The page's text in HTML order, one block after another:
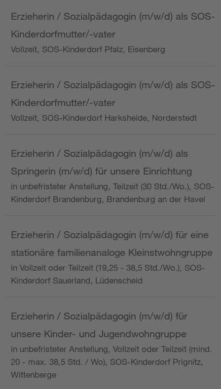
Erzieherin / Sozialpädagogin (m/w/d) als SOS-
Kinderdorfmutter/-vater
Vollzeit, SOS-Kinderdorf Pfalz, Eisenberg
Erzieherin / Sozialpädagogin (m/w/d) als SOS-
Kinderdorfmutter/-vater
Vollzeit, SOS-Kinderdorf Harksheide, Norderstedt
Erzieherin / Sozialpädagogin (m/w/d) als
Springerin (m/w/d) für unsere Einrichtung
in unbefristeter Anstellung, Teilzeit (30 Std./Wo.), SOS-
Kinderdorf Brandenburg, Brandenburg an der Havel
Erzieherin / Sozialpädagogin (m/w/d) für eine
stationäre familienanaloge Kleinstwohngruppe
in Vollzeit oder Teilzeit (19,25 - 38,5 Std./Wo.), SOS-
Kinderdorf Sauerland, Lüdenscheid
Erzieherin / Sozialpädagogin (m/w/d) für
unsere Kinder- und Jugendwohngruppe
in unbefristeter Anstellung, Vollzeit oder Teilzeit (mind.
20 - max. 38,5 Std. / Wo), SOS-Kinderdorf Prignitz,
Wittenberge